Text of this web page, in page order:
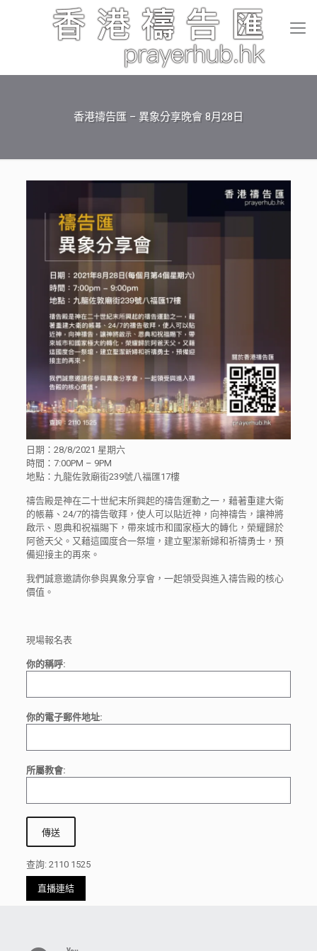
香港禱告匯 – 異象分享晚會 8月28日
日期：28/8/2021 星期六
時間：7:00PM – 9PM
地點：九龍佐敦廟街239號八福匯17樓
禱告殿是神在二十世紀末所興起的禱告運動之一，藉著重建大衛
的帳幕、24/7的禱告敬拜，使人可以貼近神，向神禱告，讓神將
啟示、恩典和祝福賜下，帶來城市和國家極大的轉化，榮耀歸於
阿爸天父。又藉這國度合一祭壇，建立聖潔新婦和祈禱勇士，預
備迎接主的再來。
我們誠意邀請你參與異象分享會，一起領受與進入禱告殿的核心
價值。
現場報名表
你的稱呼:
你的電子郵件地址:
所屬教會:
查詢: 2110 1525
直播連結